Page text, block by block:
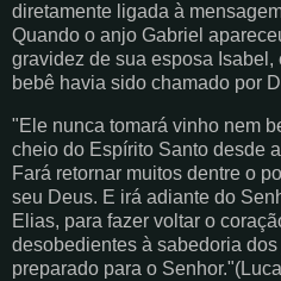
diretamente ligada à
Quando o anjo Gabriel
gravidez de sua esposa
bebê havia sido chamado por
"Ele nunca tomará vinho nem
cheio do Espírito Santo desde
Fará retornar muitos dentre o
seu Deus. E irá adiante do
Elias, para fazer voltar o
desobedientes à sabedoria
preparado para o